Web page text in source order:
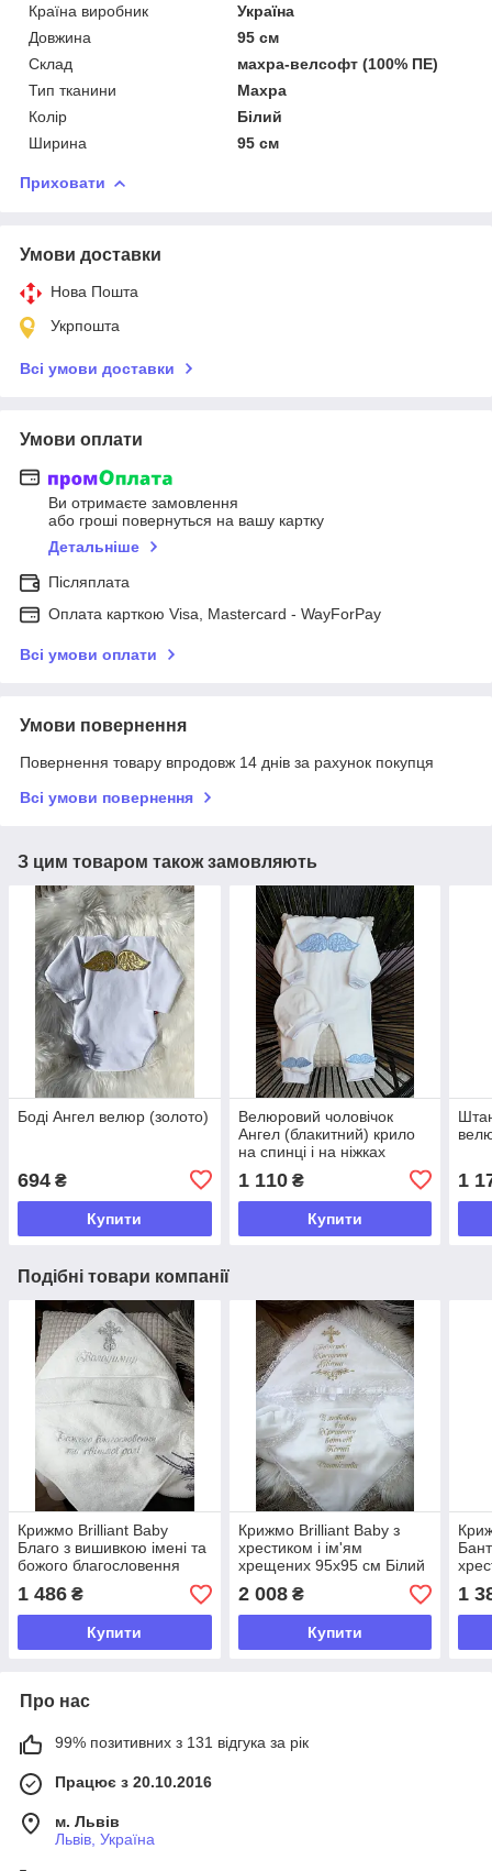
Країна виробник
Україна
Довжина
95 см
Склад
махра-велсофт (100% ПЕ)
Тип тканини
Махра
Колір
Білий
Ширина
95 см
Приховати
Умови доставки
Нова Пошта
Укрпошта
Всі умови доставки
Умови оплати
Ви отримаєте замовлення
або гроші повернуться на вашу картку
Детальніше
Післяплата
Оплата карткою Visa, Mastercard - WayForPay
Всі умови оплати
Умови повернення
Повернення товару впродовж 14 днів за рахунок покупця
Всі умови повернення
З цим товаром також замовляють
Боді Ангел велюр (золото)
694 ₴
Купити
Велюровий чоловічок
Ангел (блакитний) крило
на спинці і на ніжках
1 110₴
Купити
1
Подібні товари компанії
Крижмо Brilliant Baby
Благо з вишивкою імені та
божого благословення
95х95 см Білий (BB089)
1 486 ₴
Купити
Крижмо Brilliant Baby з
хрестиком і ім'ям
хрещених 95х95 см Білий
(BB230)
2 008₴
Купити
1
Про нас
99% позитивних з 131 відгука за рік
Працює з 20.10.2016
м. Львів
Львів, Україна